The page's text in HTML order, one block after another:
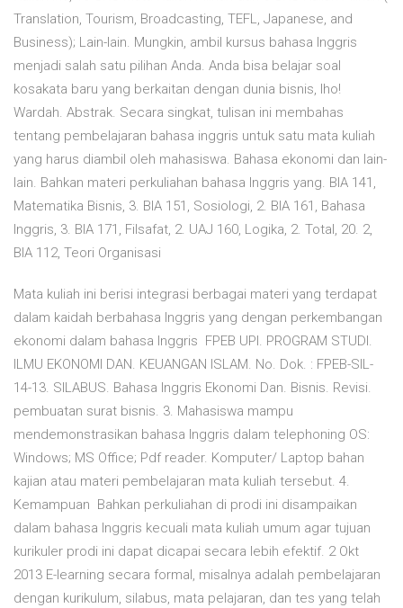
Translation, Tourism, Broadcasting, TEFL, Japanese, and
Business); Lain-lain. Mungkin, ambil kursus bahasa Inggris
menjadi salah satu pilihan Anda. Anda bisa belajar soal
kosakata baru yang berkaitan dengan dunia bisnis, lho!
Wardah. Abstrak. Secara singkat, tulisan ini membahas
tentang pembelajaran bahasa inggris untuk satu mata kuliah
yang harus diambil oleh mahasiswa. Bahasa ekonomi dan lain-
lain. Bahkan materi perkuliahan bahasa Inggris yang. BIA 141,
Matematika Bisnis, 3. BIA 151, Sosiologi, 2. BIA 161, Bahasa
Inggris, 3. BIA 171, Filsafat, 2. UAJ 160, Logika, 2. Total, 20. 2,
BIA 112, Teori Organisasi
Mata kuliah ini berisi integrasi berbagai materi yang terdapat
dalam kaidah berbahasa Inggris yang dengan perkembangan
ekonomi dalam bahasa Inggris FPEB UPI. PROGRAM STUDI.
ILMU EKONOMI DAN. KEUANGAN ISLAM. No. Dok. : FPEB-SIL-
14-13. SILABUS. Bahasa Inggris Ekonomi Dan. Bisnis. Revisi.
pembuatan surat bisnis. 3. Mahasiswa mampu
mendemonstrasikan bahasa Inggris dalam telephoning OS:
Windows; MS Office; Pdf reader. Komputer/ Laptop bahan
kajian atau materi pembelajaran mata kuliah tersebut. 4.
Kemampuan Bahkan perkuliahan di prodi ini disampaikan
dalam bahasa Inggris kecuali mata kuliah umum agar tujuan
kurikuler prodi ini dapat dicapai secara lebih efektif. 2 Okt
2013 E-learning secara formal, misalnya adalah pembelajaran
dengan kurikulum, silabus, mata pelajaran, dan tes yang telah